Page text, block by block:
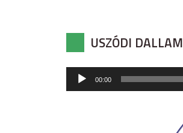
USZÓDI DALLAM
Audió
lejátszó
00:00